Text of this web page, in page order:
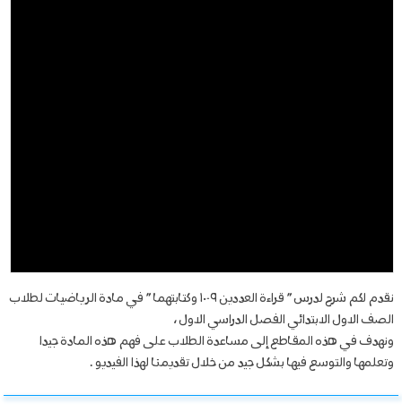
نقدم لكم شرح لدرس ” قراءة العددين ٩-١٠ وكتابتهما ” في مادة الرياضيات لطلاب
الصف الاول الابتدائي الفصل الدراسي الاول ،
ونهدف في هذه المقاطع إلى مساعدة الطلاب على فهم هذه المادة جيدا
وتعلمها والتوسع فيها بشكل جيد من خلال تقديمنا لهذا الفيديو .